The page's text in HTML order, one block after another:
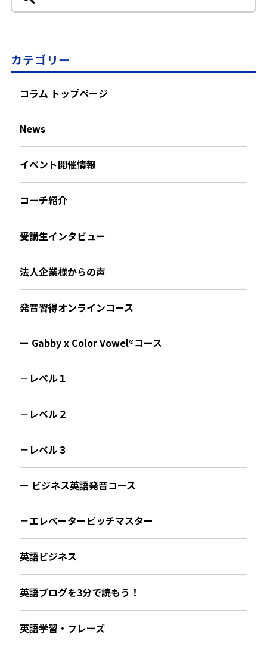
カテゴリー
コラム トップページ
News
イベント開催情報
コーチ紹介
受講生インタビュー
法人企業様からの声
発音習得オンラインコース
ー Gabby x Color Vowel®︎コース
－レベル１
－レベル２
－レベル３
ー ビジネス英語発音コース
－エレベーターピッチマスター
英語ビジネス
英語ブログを3分で読もう！
英語学習・フレーズ